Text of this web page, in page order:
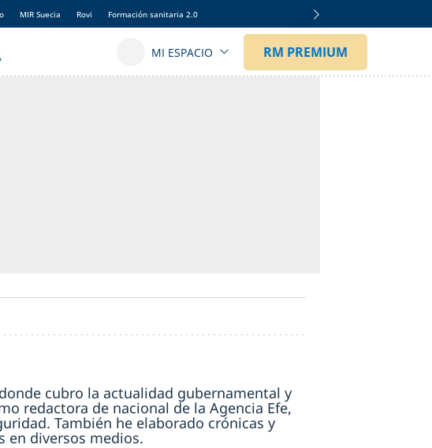
MIR Suecia Rovi Formación sanitaria 2.0
cubro la actualidad gubernamental y
redactora de nacional de la Agencia Efe,
También he elaborado crónicas y
en diversos medios.